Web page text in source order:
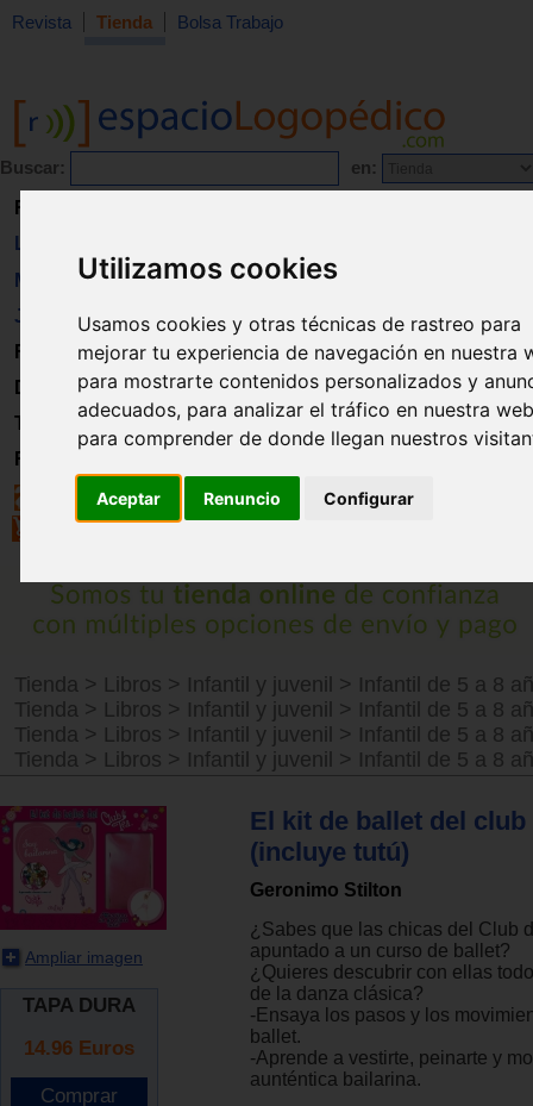
Utilizamos cookies
Usamos cookies y otras técnicas de rastreo para
mejorar tu experiencia de navegación en nuestra
para mostrarte contenidos personalizados y
adecuados, para analizar el tráfico en nuestra
para comprender de donde llegan nuestros
Aceptar Renuncio Configurar
Revista Tienda Bolsa Trabajo
Buscar: en:
Revista
Libros
Material
Juguetes
Formación
Directorio
Trabajo
Registro
Tienda > Libros > Infantil y juvenil > Infantil de 5 a 8
Tienda > Libros > Infantil y juvenil > Infantil de 5 a 8
Tienda > Libros > Infantil y juvenil > Infantil de 5 a 8
Tienda > Libros > Infantil y juvenil > Infantil de 5 a 8
Ampliar imagen
TAPA DURA
14.96 Euros
El kit de ballet del club
(incluye tutú)
Geronimo Stilton
¿Sabes que las chicas del Club
apuntado a un curso de ballet?
¿Quieres descubrir con ellas
de la danza clásica?
-Ensaya los pasos y los
ballet.
-Aprende a vestirte, peinarte y
aunténtica bailarina.